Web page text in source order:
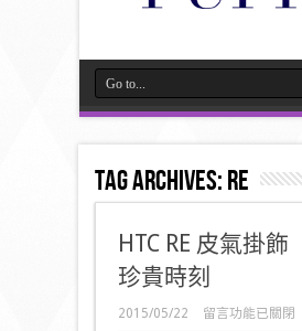
Tag Archives:re
HTC RE 皮氣掛
珍貴時刻
2015/05/22
在
留言功能已關閉